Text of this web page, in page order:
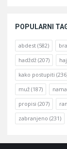
POPULARNI
abdest (582)
hadždž (207)
kako postupiti
muž (187)
propisi (207)
zabranjeno (231)